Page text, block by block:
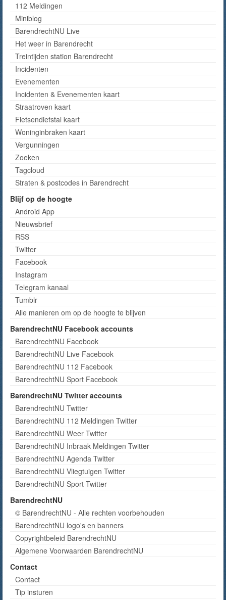
112 Meldingen
Miniblog
BarendrechtNU Live
Het weer in Barendrecht
Treintijden station Barendrecht
Incidenten
Evenementen
Incidenten & Evenementen kaart
Straatroven kaart
Fietsendiefstal kaart
Woninginbraken kaart
Vergunningen
Zoeken
Tagcloud
Straten & postcodes in Barendrecht
Blijf op de hoogte
Android App
Nieuwsbrief
RSS
Twitter
Facebook
Instagram
Telegram kanaal
Tumblr
Alle manieren om op de hoogte te blijven
BarendrechtNU Facebook accounts
BarendrechtNU Facebook
BarendrechtNU Live Facebook
BarendrechtNU 112 Facebook
BarendrechtNU Sport Facebook
BarendrechtNU Twitter accounts
BarendrechtNU Twitter
BarendrechtNU 112 Meldingen Twitter
BarendrechtNU Weer Twitter
BarendrechtNU Inbraak Meldingen Twitter
BarendrechtNU Agenda Twitter
BarendrechtNU Vliegtuigen Twitter
BarendrechtNU Sport Twitter
BarendrechtNU
© BarendrechtNU - Alle rechten voorbehouden
BarendrechtNU logo's en banners
Copyrightbeleid BarendrechtNU
Algemene Voorwaarden BarendrechtNU
Contact
Contact
Tip insturen